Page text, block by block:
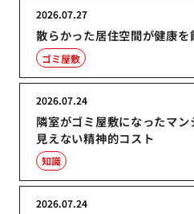
散らかった居住空間が健康を
2026.07.27
ゴミ屋敷
隣室がゴミ屋敷になったマ
見えない精神的コスト
2026.07.24
知識
2026.07.24